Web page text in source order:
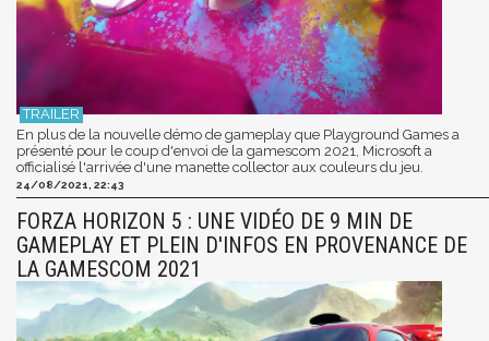
En plus de la nouvelle démo de gameplay que Playground Games a
présenté pour le coup d'envoi de la gamescom 2021, Microsoft a
officialisé l'arrivée d'une manette collector aux couleurs du jeu.
24/08/2021, 22:43
FORZA HORIZON 5 : UNE VIDÉO DE 9 MIN DE
GAMEPLAY ET PLEIN D'INFOS EN PROVENANCE DE
LA GAMESCOM 2021